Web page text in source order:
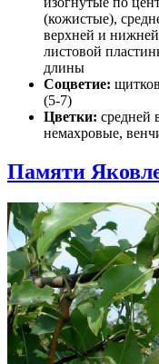
(кожистые),
верхней и нижней
листовой
длины
Соцветие:
(5-7)
Цветки: средней
немахровые,
Памяти